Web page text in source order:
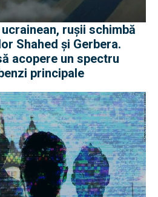
rușii schimbă
Shahed și Gerbera.
acopere un spectru
principale